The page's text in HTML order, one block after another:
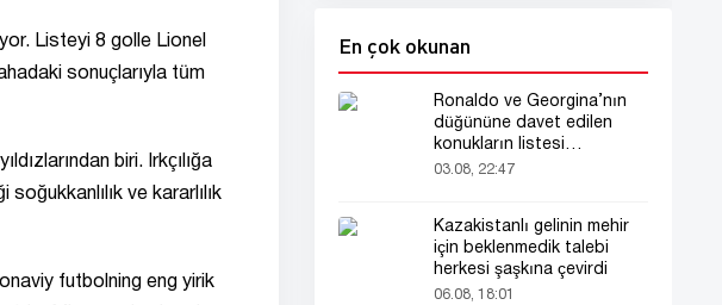
Listeyi 8 golle Lionel
sonuçlarıyla tüm
biri. Irkçılığa
ve kararlılık
futbolning eng yirik
En çok okunan
Ronaldo ve Georgina’nın
düğününe davet edilen
konukların listesi
gündemde
03.08, 22:47
Kazakistanlı gelinin mehir
için beklenmedik talebi
herkesi şaşkına çevirdi
06.08, 18:01